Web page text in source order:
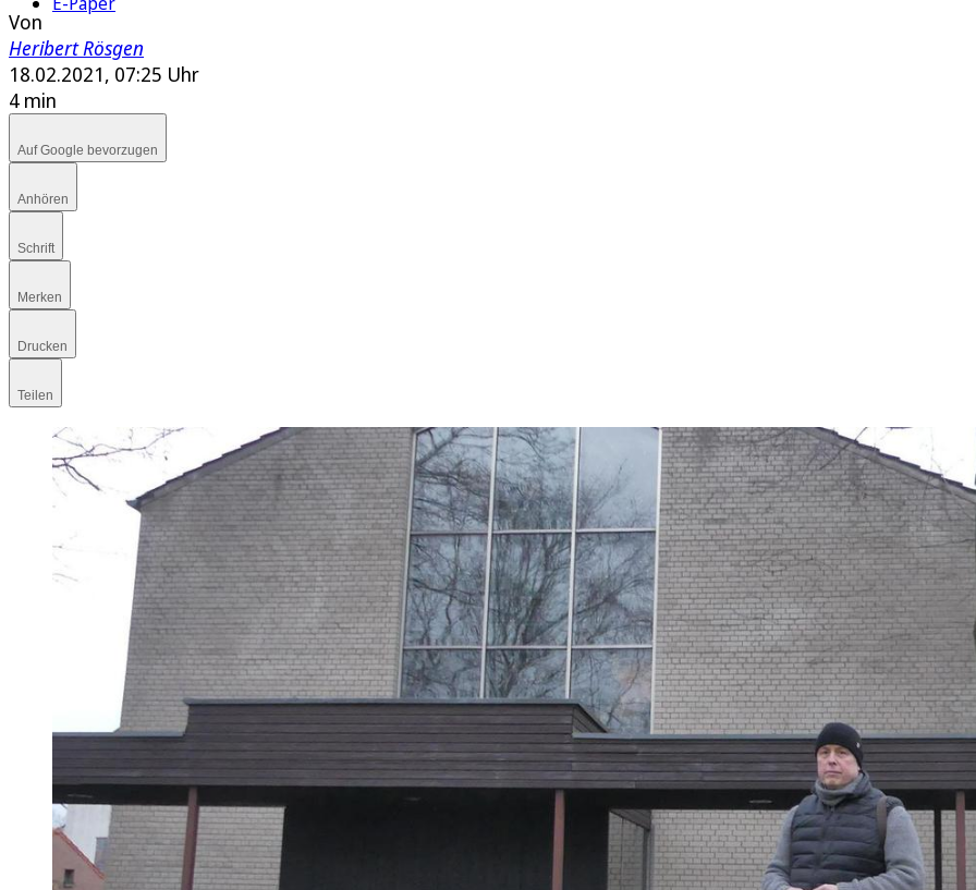
Von
Heribert Rösgen
18.02.2021, 07:25 Uhr
4 min
Auf Google bevorzugen
Anhören
Schrift
Merken
Drucken
Teilen